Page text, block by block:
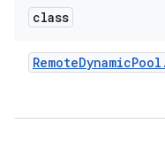
class
RemoteDynamicPool .